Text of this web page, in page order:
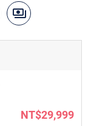
payments
價格模式
NT$29,999